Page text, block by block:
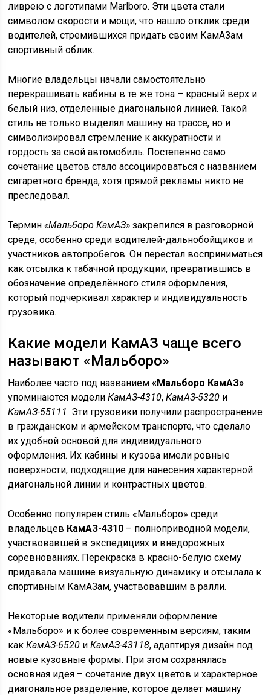
ливрею с логотипами Marlboro. Эти цвета стали
символом скорости и мощи, что нашло отклик среди
водителей, стремившихся придать своим КамАЗам
спортивный облик.
Многие владельцы начали самостоятельно
перекрашивать кабины в те же тона – красный верх и
белый низ, отделенные диагональной линией. Такой
стиль не только выделял машину на трассе, но и
символизировал стремление к аккуратности и
гордость за свой автомобиль. Постепенно само
сочетание цветов стало ассоциироваться с названием
сигаретного бренда, хотя прямой рекламы никто не
преследовал.
Термин«Мальборо КамАЗ» закрепился в разговорной
среде, особенно среди водителей-дальнобойщиков и
участников автопробегов. Он перестал восприниматься
как отсылка к табачной продукции, превратившись в
обозначение определённого стиля оформления,
который подчеркивал характер и индивидуальность
грузовика.
Какие модели КамАЗ чаще всего
называют «Мальборо»
Наиболее часто под названием«Мальборо КамАЗ»
упоминаются моделиКамАЗ-4310,КамАЗ-5320 и
КамАЗ-55111. Эти грузовики получили распространение
в гражданском и армейском транспорте, что сделало
их удобной основой для индивидуального
оформления. Их кабины и кузова имели ровные
поверхности, подходящие для нанесения характерной
диагональной линии и контрастных цветов.
Особенно популярен стиль «Мальборо» среди
владельцев КамАЗ-4310 – полноприводной модели,
участвовавшей в экспедициях и внедорожных
соревнованиях. Перекраска в красно-белую схему
придавала машине визуальную динамику и отсылала к
спортивным КамАЗам, участвовавшим в ралли.
Некоторые водители применяли оформление
«Мальборо» и к более современным версиям, таким
какКамАЗ-6520 иКамАЗ-43118, адаптируя дизайн под
новые кузовные формы. При этом сохранялась
основная идея – сочетание двух цветов и характерное
диагональное разделение, которое делает машину